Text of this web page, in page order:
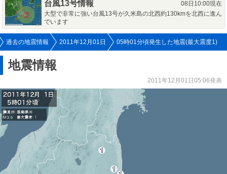
台風13号情報
08日10:00現在
大型で非常に強い台風13号が久米島の北西約130kmを北西に進ん
でいます
過去の地震情報 2011年12月01日 05時01分頃発生した地震(最大震度1)
地震情報
2011年12月01日05:06発表